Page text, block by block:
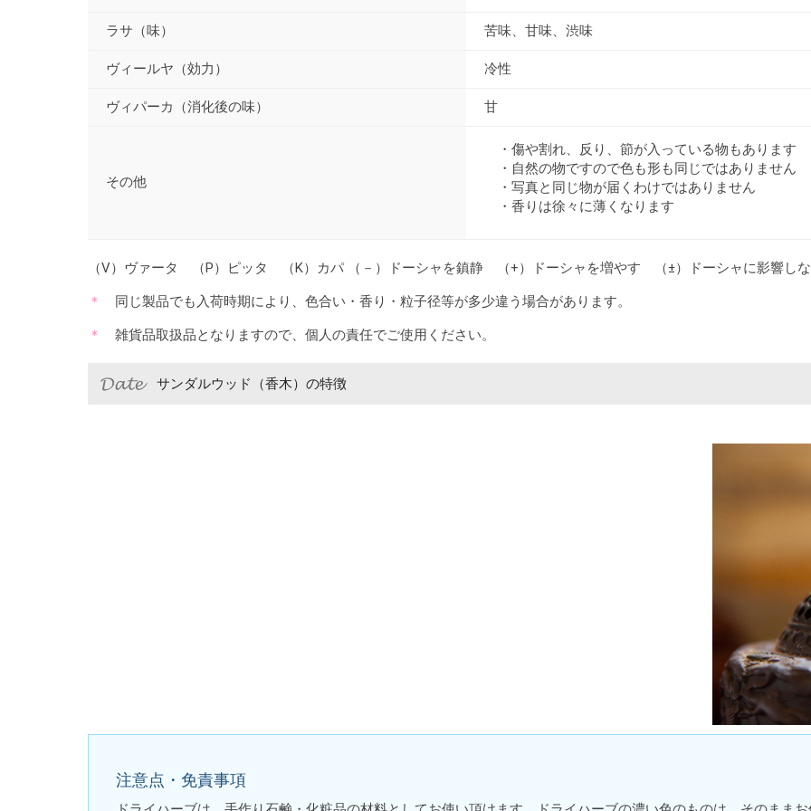
ラサ（味） 苦味、甘味、渋味
ヴィールヤ（効力） 冷性
ヴィパーカ（消化後の味） 甘
その他
・傷や割れ、反り、節が入っている物もあります
・自然の物ですので色も形も同じではありません
・写真と同じ物が届くわけではありません
・香りは徐々に薄くなります
（V）ヴァータ （P）ピッタ （K）カパ （－）ドーシャを鎮静 （+）ドーシャを増やす （±）ドーシャに影響し
同じ製品でも入荷時期により、色合い・香り・粒子径等が多少違う場合があります。
雑貨品取扱品となりますので、個人の責任でご使用ください。
サンダルウッド（香木）の特徴
注意点・免責事項